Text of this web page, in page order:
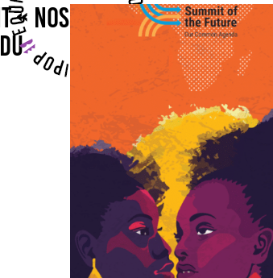
« NOS